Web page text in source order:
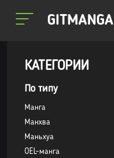
GITMANGA
КАТЕГОРИИ
По типу
Манга
Манхва
Маньхуа
OEL-манга